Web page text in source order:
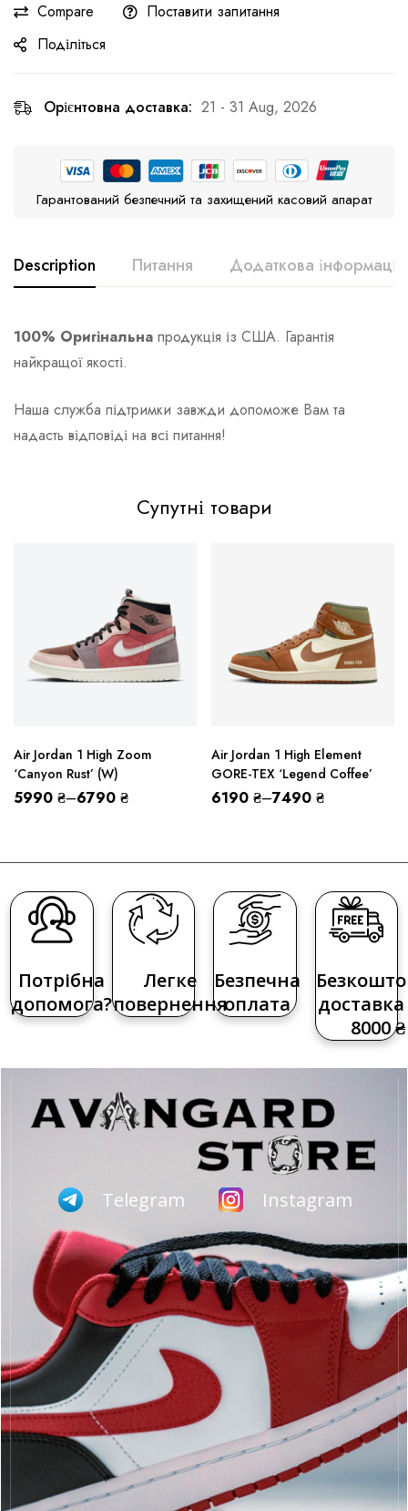
Compare
Поставити запитання
Поділіться
Орієнтовна доставка: 21 - 31 Aug, 2026
Гарантований безпечний та захищений касовий апарат
Description Питання Додаткова інформація
100% Оригінальна продукція із США. Гарантія
найкращої якості.
Наша служба підтримки завжди допоможе Вам та
надасть відповіді на всі питання!
Супутні товари
Air Jordan 1 High Zoom
‘Canyon Rust’ (W)
5990 ₴–6790 ₴
Air Jordan 1 High Element
GORE-TEX ‘Legend Coffee’
6190 ₴–7490 ₴
Потрібна
допомога?
Легке
повернення
Безпечна
оплата
доставка
8000 ₴
Telegram Instagram